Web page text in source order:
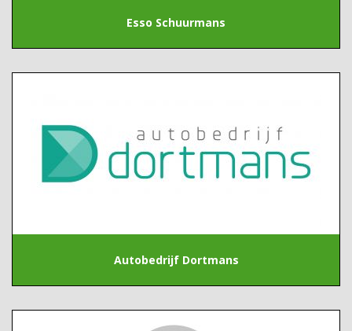
Esso Schuurmans
Autobedrijf Dortmans